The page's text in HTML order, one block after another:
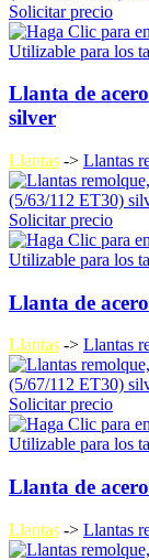
Solicitar precio
Utilizable para los
Llanta de
silver
Llantas -> Llantas
Solicitar precio
Utilizable para los
Llanta de
Llantas -> Llantas
Solicitar precio
Utilizable para los
Llanta de
Llantas -> Llantas